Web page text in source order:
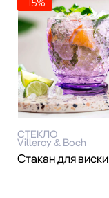
-15%
СТЕКЛО
Villeroy & Boch
Стакан для виски